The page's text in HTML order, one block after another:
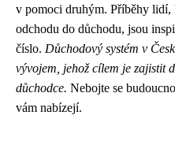
v pomoci druhým. Příběhy lidí,
odchodu do důchodu, jsou
číslo. Důchodový systém v
vývojem, jehož cílem je zajistit
důchodce. Nebojte se
vám nabízejí.